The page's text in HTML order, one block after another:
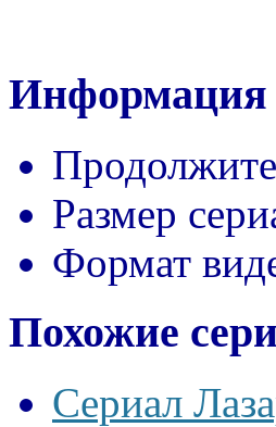
Информация
Размер
Формат
Похожие
Сериал